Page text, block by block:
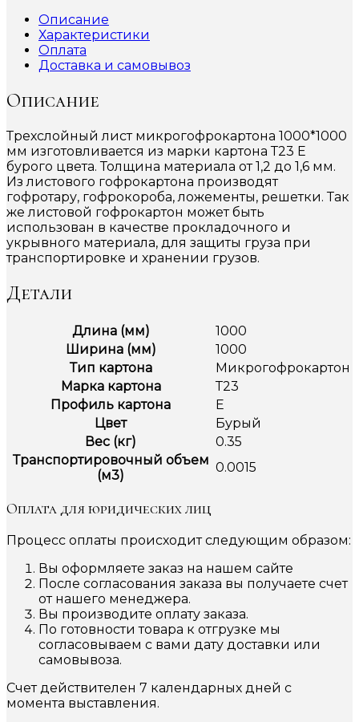
Описание
Характеристики
Оплата
Доставка и самовывоз
Описание
Трехслойный лист микрогофрокартона 1000*1000
мм изготовливается из марки картона Т23 Е
бурого цвета. Толщина материала от 1,2 до 1,6 мм.
Из листового гофрокартона производят
гофротару, гофрокороба, ложементы, решетки. Так
же листовой гофрокартон может быть
использован в качестве прокладочного и
укрывного материала, для защиты груза при
транспортировке и хранении грузов.
Детали
Длина (мм)
1000
Ширина (мм)
1000
Тип картона
Микрогофрокартон
Марка картона
Т23
Профиль картона
Е
Цвет
Бурый
Вес (кг)
0.35
Транспортировочный объем
(м3)
0.0015
Оплата для юридических лиц
Процесс оплаты происходит следующим образом:
Вы оформляете заказ на нашем сайте
После согласования заказа вы получаете счет
от нашего менеджера.
Вы производите оплату заказа.
По готовности товара к отгрузке мы
согласовываем с вами дату доставки или
самовывоза.
Счет действителен 7 календарных дней с
момента выставления.